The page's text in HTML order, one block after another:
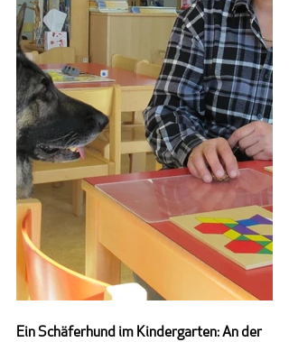
Ein Schäferhund im Kindergarten: An der